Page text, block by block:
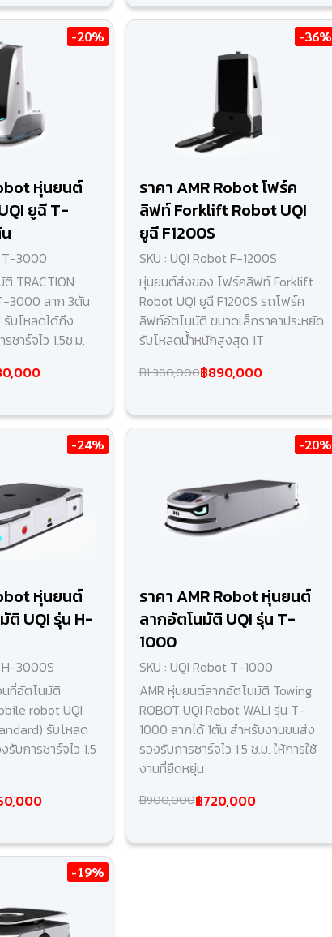
-20%
หุ่นยนต์
ยูฉี T-
T-3000
TRACTION
3000 ลาก 3ตัน
บโหลดได้ถึง
ชาร์จไว 1.5ช.ม.
-36%
ราคา AMR Robot โฟร์ค
ลิฟท์ Forklift Robot UQI
ยูฉี F1200S
SKU : UQI Robot F-1200S
หุ่นยนต์ส่งของ โฟร์คลิฟท์ Forklift
Robot UQI ยูฉี F1200S รถโฟร์ค
ลิฟท์อัตโนมัติ ขนาดเล็กราคาประหยัด
รับโหลดน้ำหนักสูงสุด 1T
฿1,380,000฿890,000
-24%
หุ่นยนต์
ติ UQI รุ่น H-
H-3000S
นที่อัตโนมัติ
robot UQI
รับโหลด
บการชาร์จไว 1.5
-20%
ราคา AMR Robot หุ่นยนต์
ลากอัตโนมัติ UQI รุ่น T-
1000
SKU : UQI Robot T-1000
AMR หุ่นยนต์ลากอัตโนมัติ Towing
ROBOT UQI Robot WALI รุ่น T-
1000 ลากได้ 1ตัน สำหรับงานขนส่ง
รองรับการชาร์จไว 1.5 ช.ม. ให้การใช้
งานที่ยืดหยุ่น
฿900,000฿720,000
-19%